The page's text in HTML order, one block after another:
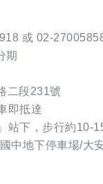
或 02-
期
二段231號
即抵達
站下，步行約10-
中地下停車場/大